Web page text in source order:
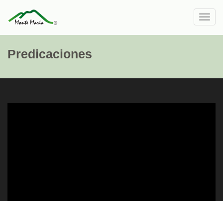
Predicaciones